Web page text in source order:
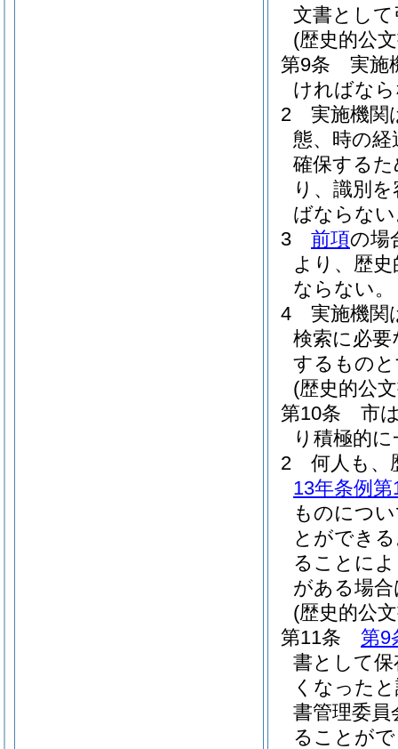
文書とし
(歴史的公
第9条
実施
ければな
2
実施機関
態、時の
確保する
り、識別
ばならな
3
前項の場
より、歴
ならない。
4
実施機関
検索に必
するもの
(歴史的公
第10条
市
り積極的
2
何人も、
13年条例第
ものにつ
とができ
ることに
がある場
(歴史的公
第11条
第9
書として
くなった
書管理委
ることが